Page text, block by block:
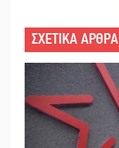
ΣΧΕΤΙΚΑ ΑΡΘΡΑ